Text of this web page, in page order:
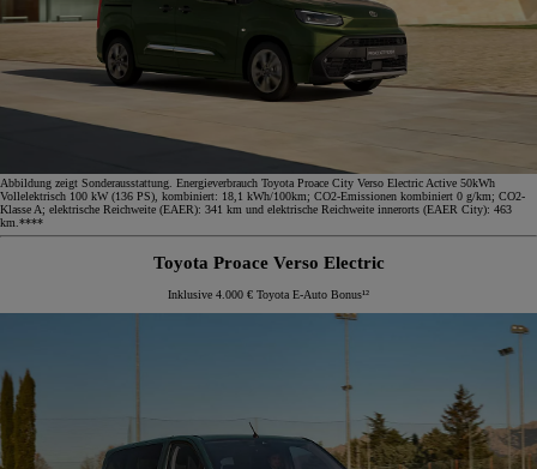
Abbildung zeigt Sonderausstattung. Energieverbrauch Toyota Proace City Verso Electric Active 50kWh
Vollelektrisch 100 kW (136 PS), kombiniert: 18,1 kWh/100km; CO2-Emissionen kombiniert 0 g/km; CO2-
Klasse A; elektrische Reichweite (EAER): 341 km und elektrische Reichweite innerorts (EAER City): 463
km.****
Toyota Proace Verso Electric
Inklusive 4.000 € Toyota E-Auto Bonus¹²